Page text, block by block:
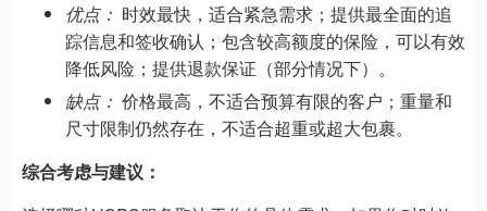
优点： 时效最快，适合紧急需求；提供最全面的追
踪信息和签收确认；包含较高额度的保险，可以有效
降低风险；提供退款保证（部分情况下）。
缺点： 价格最高，不适合预算有限的客户；重量和
尺寸限制仍然存在，不适合超重或超大包裹。
综合考虑与建议：